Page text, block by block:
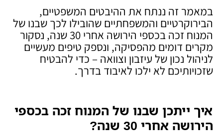
במאמר זה ננתח את ההיבטים המשפטיים,
הבירוקרטיים והמשפחתיים שהובילו לכך שבנו של
המנוח זכה בכספי הירושה אחרי 30 שנה, נסקור
מקרים דומים מהפסיקה, ונספק טיפים מעשיים
לניהול נכון של עיזבון וצוואה – כדי להבטיח
שזכויותיכם לא ילכו לאיבוד בדרך.
איך ייתכן שבנו של המנוח זכה בכספי
הירושה אחרי 30 שנה
?